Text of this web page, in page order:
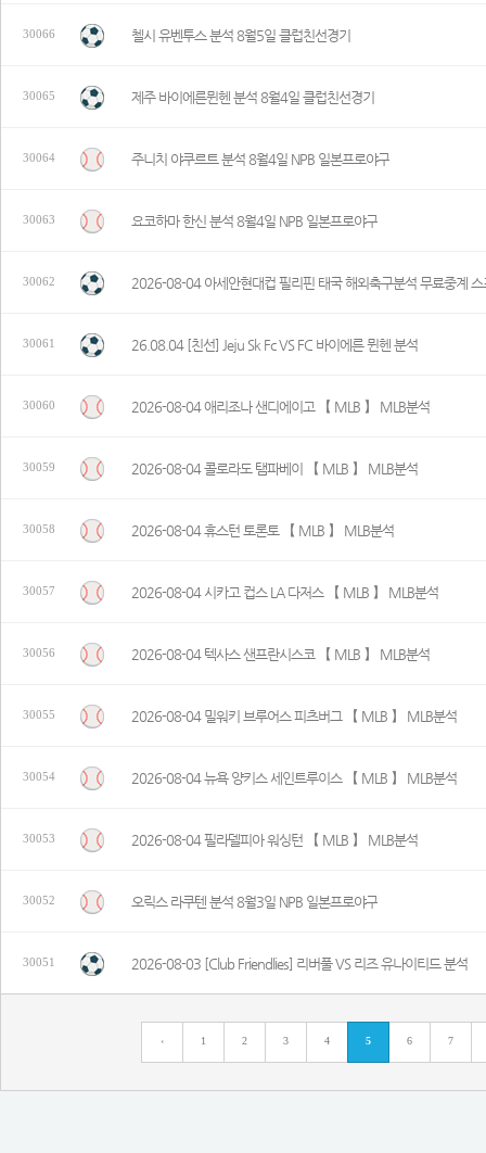
30066 첼시 유벤투스 분석 8월5일 클럽친선경기
30065 제주 바이에른뮌헨 분석 8월4일 클럽친선경기
30064 주니치 야쿠르트 분석 8월4일 NPB 일본프로야구
30063 요코하마 한신 분석 8월4일 NPB 일본프로야구
30062 2026-08-04 아세안현대컵 필리핀 태국 해외축구분석 무료중계 스
30061 26.08.04 [친선] Jeju Sk Fc VS FC 바이에른 뮌헨 분석
30060 2026-08-04 애리조나 샌디에이고 【 MLB 】 MLB분석
30059 2026-08-04 콜로라도 탬파베이 【 MLB 】 MLB분석
30058 2026-08-04 휴스턴 토론토 【 MLB 】 MLB분석
30057 2026-08-04 시카고 컵스 LA 다저스 【 MLB 】 MLB분석
30056 2026-08-04 텍사스 샌프란시스코 【 MLB 】 MLB분석
30055 2026-08-04 밀워키 브루어스 피츠버그 【 MLB 】 MLB분석
30054 2026-08-04 뉴욕 양키스 세인트루이스 【 MLB 】 MLB분석
30053 2026-08-04 필라델피아 워싱턴 【 MLB 】 MLB분석
30052 오릭스 라쿠텐 분석 8월3일 NPB 일본프로야구
30051 2026-08-03 [Club Friendlies] 리버풀 VS 리즈 유나이티드 분석
‹ 1 2 3 4 5 6 7